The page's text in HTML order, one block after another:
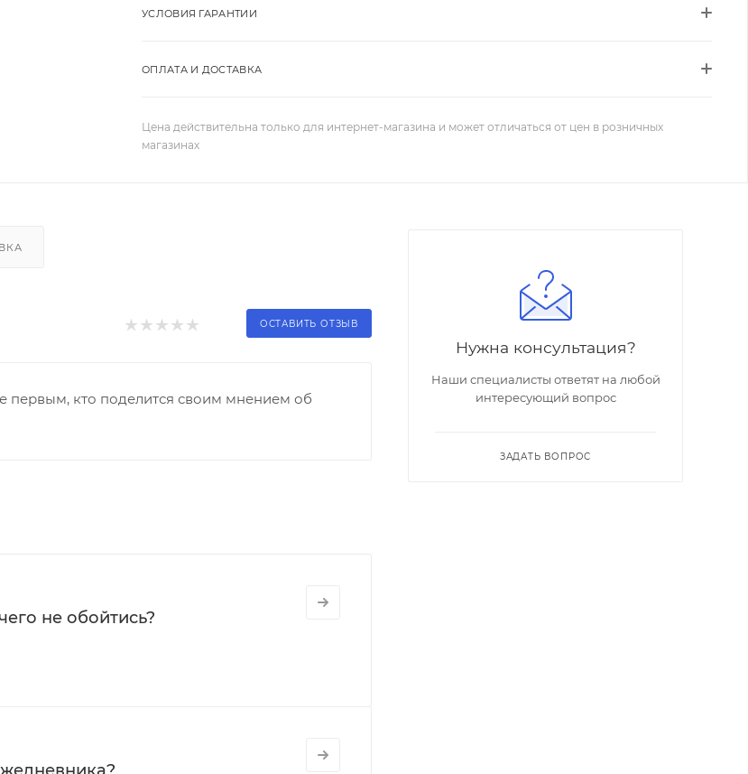
УСЛОВИЯ ГАРАНТИИ
ОПЛАТА И ДОСТАВКА
Цена действительна только для интернет-магазина и может отличаться от цен в розничных
магазинах
ОСТАВИТЬ ОТЗЫВ
первым, кто поделится своим мнением об
не обойтись?
Нужна консультация?
Наши специалисты ответят на любой
интересующий вопрос
ЗАДАТЬ ВОПРОС